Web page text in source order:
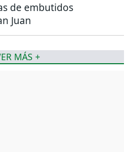
de embutidos
Juan
MÁS +